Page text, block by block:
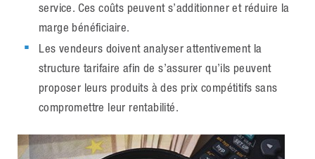
service. Ces coûts peuvent s’additionner et réduire la
marge bénéficiaire.
Les vendeurs doivent analyser attentivement la
structure tarifaire afin de s’assurer qu’ils peuvent
proposer leurs produits à des prix compétitifs sans
compromettre leur rentabilité.